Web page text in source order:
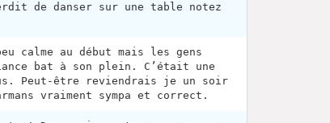
de danser sur une table notez
calme au début mais les gens
bat à son plein. C’était une
Peut-être reviendrais je un soir
vraiment sympa et correct.